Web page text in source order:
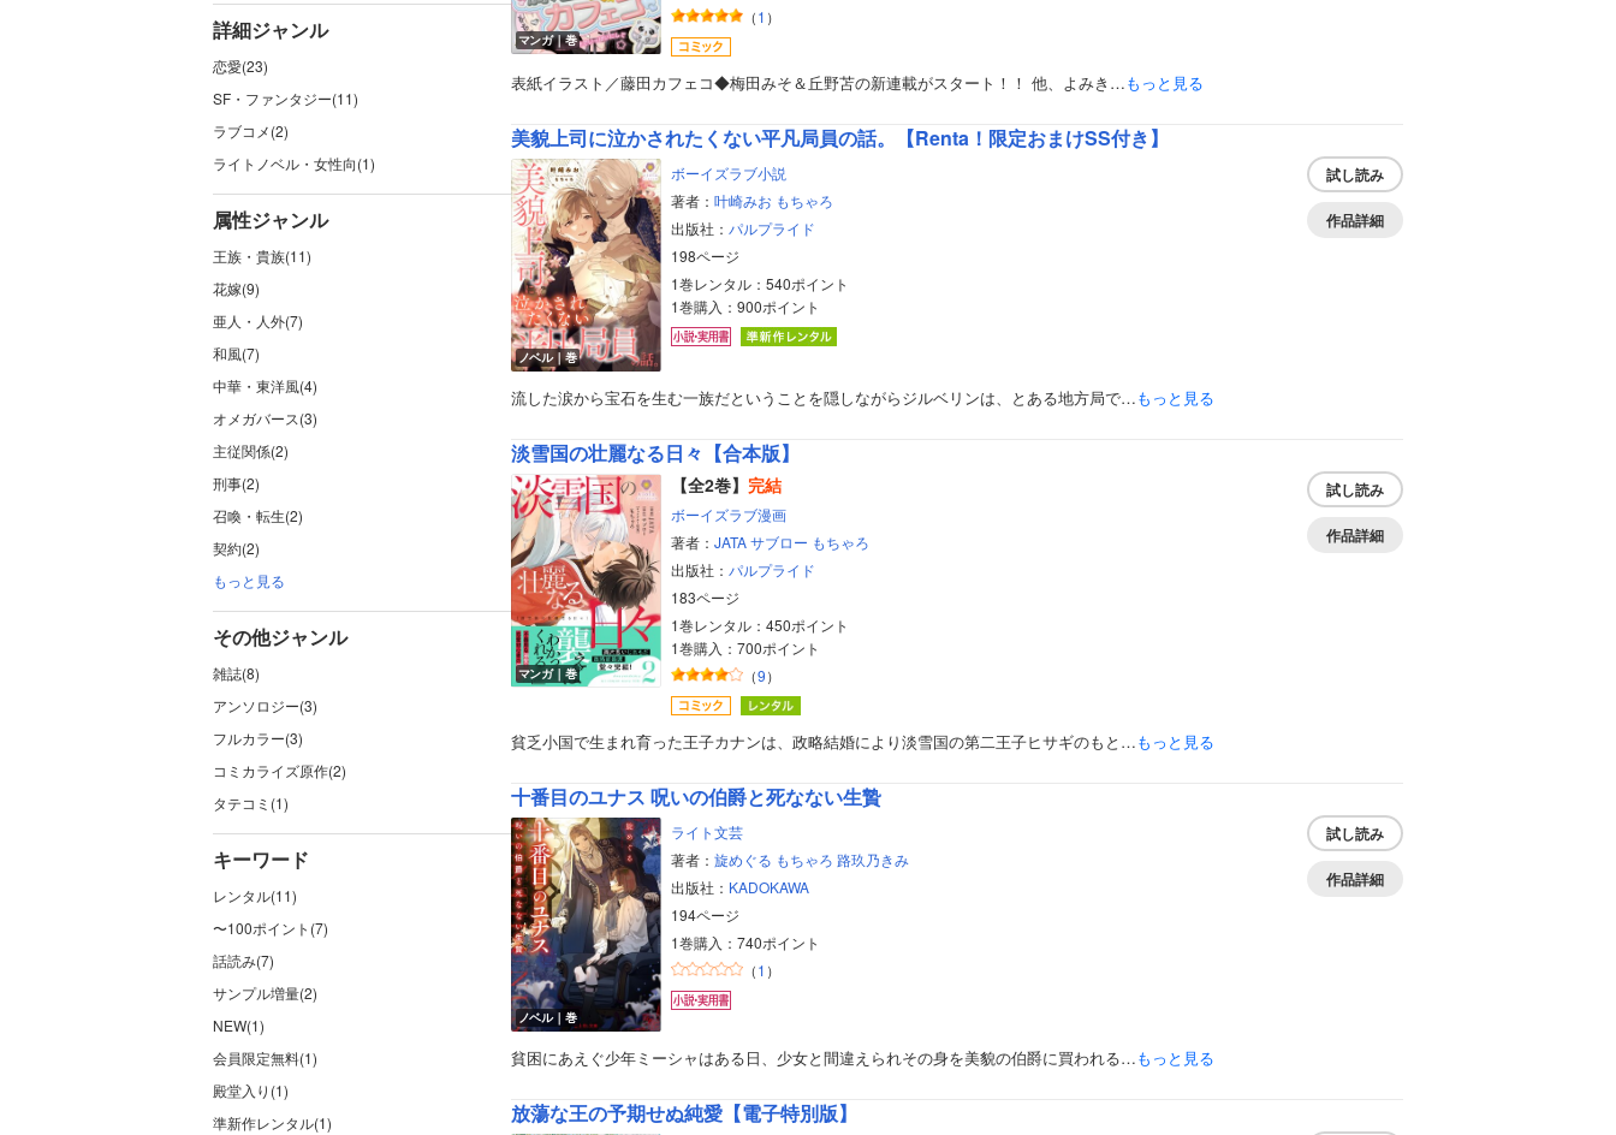
詳細ジャンル
恋愛(23)
SF・ファンタジー(11)
ラブコメ(2)
ライトノベル・女性向(1)
属性ジャンル
王族・貴族(11)
花嫁(9)
亜人・人外(7)
和風(7)
中華・東洋風(4)
オメガバース(3)
主従関係(2)
刑事(2)
召喚・転生(2)
契約(2)
もっと見る
その他ジャンル
雑誌(8)
アンソロジー(3)
フルカラー(3)
コミカライズ原作(2)
タテコミ(1)
キーワード
レンタル(11)
〜100ポイント(7)
話読み(7)
サンプル増量(2)
NEW(1)
会員限定無料(1)
殿堂入り(1)
準新作レンタル(1)
マンガ｜巻
（1 ）
表紙イラスト／藤田カフェコ◆梅田みそ＆丘野苫の新連載がスタート！！ 他、よみき…もっと見る
美貌上司に泣かされたくない平凡局員の話。【Renta！限定おまけSS付き】
ノベル｜巻
ボーイズラブ小説
著者： 叶崎みお もちゃろ
出版社： パルプライド
198ページ
1巻レンタル：540ポイント
1巻購入：900ポイント
試し読み
作品詳細
流した涙から宝石を生む一族だということを隠しながらジルベリンは、とある地方局で…もっと見る
淡雪国の壮麗なる日々【合本版】
マンガ｜巻
【全2巻】 完結
ボーイズラブ漫画
著者： JATA サブロー もちゃろ
出版社： パルプライド
183ページ
1巻レンタル：450ポイント
1巻購入：700ポイント
（9）
試し読み
作品詳細
貧乏小国で生まれ育った王子カナンは、政略結婚により淡雪国の第二王子ヒサギのもと…もっと見る
十番目のユナス 呪いの伯爵と死なない生贄
ノベル｜巻
ライト文芸
著者： 旋めぐる もちゃろ 路玖乃きみ
出版社： KADOKAWA
194ページ
1巻購入：740ポイント
（1 ）
試し読み
作品詳細
貧困にあえぐ少年ミーシャはある日、少女と間違えられその身を美貌の伯爵に買われる…もっと見る
放蕩な王の予期せぬ純愛【電子特別版】